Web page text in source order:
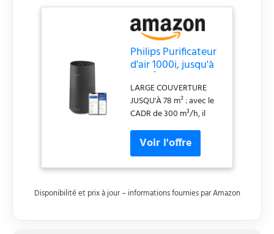
Philips Purificateur
d'air 1000i, jusqu'à
78 m², 15dB(A)*,
Noir/gris
LARGE COUVERTURE
JUSQU'À 78 m² : avec le
CADR de 300 m³/h, il
peut purifier 20 m2 en
moins de 10 min (1).
FILTRATION HEPA À 3
COUCHES : capture 99,97
0,003 micron (2),
Disponibilité et prix à jour – informations fournies par Amazon